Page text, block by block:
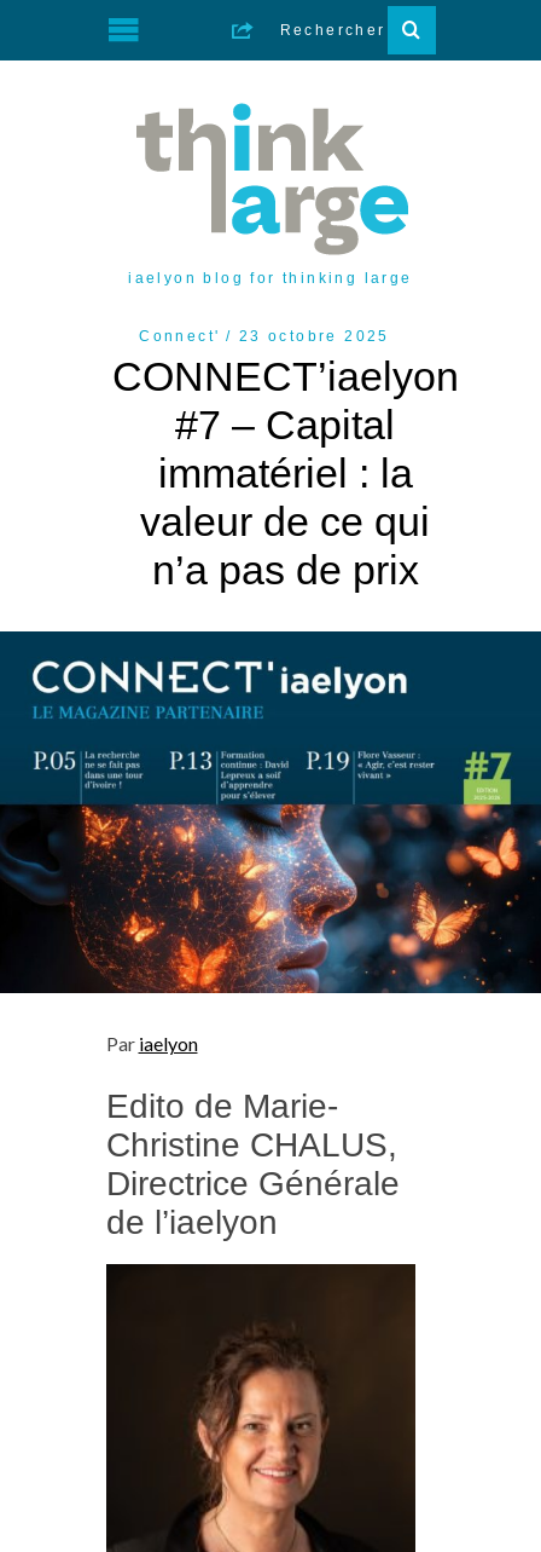
iaelyon blog for thinking large
Connect' 23 octobre 2025
CONNECT’iaelyon
#7 – Capital
immatériel : la
valeur de ce qui
n’a pas de prix
Par iaelyon
Edito de Marie-
Christine CHALUS,
Directrice Générale
de l’iaelyon